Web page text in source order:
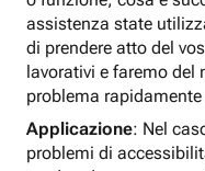
assistenza state
di prendere atto del
lavorativi e faremo del
problema
Applicazione: Nel
problemi di